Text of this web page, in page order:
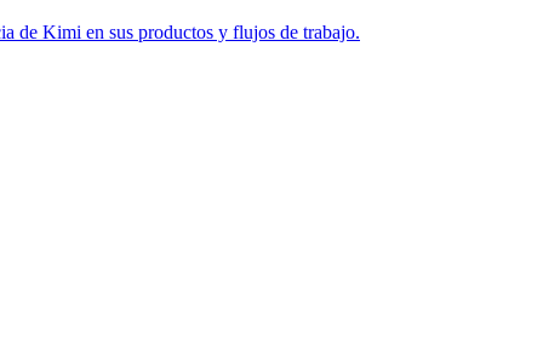
de Kimi en sus productos y flujos de trabajo.